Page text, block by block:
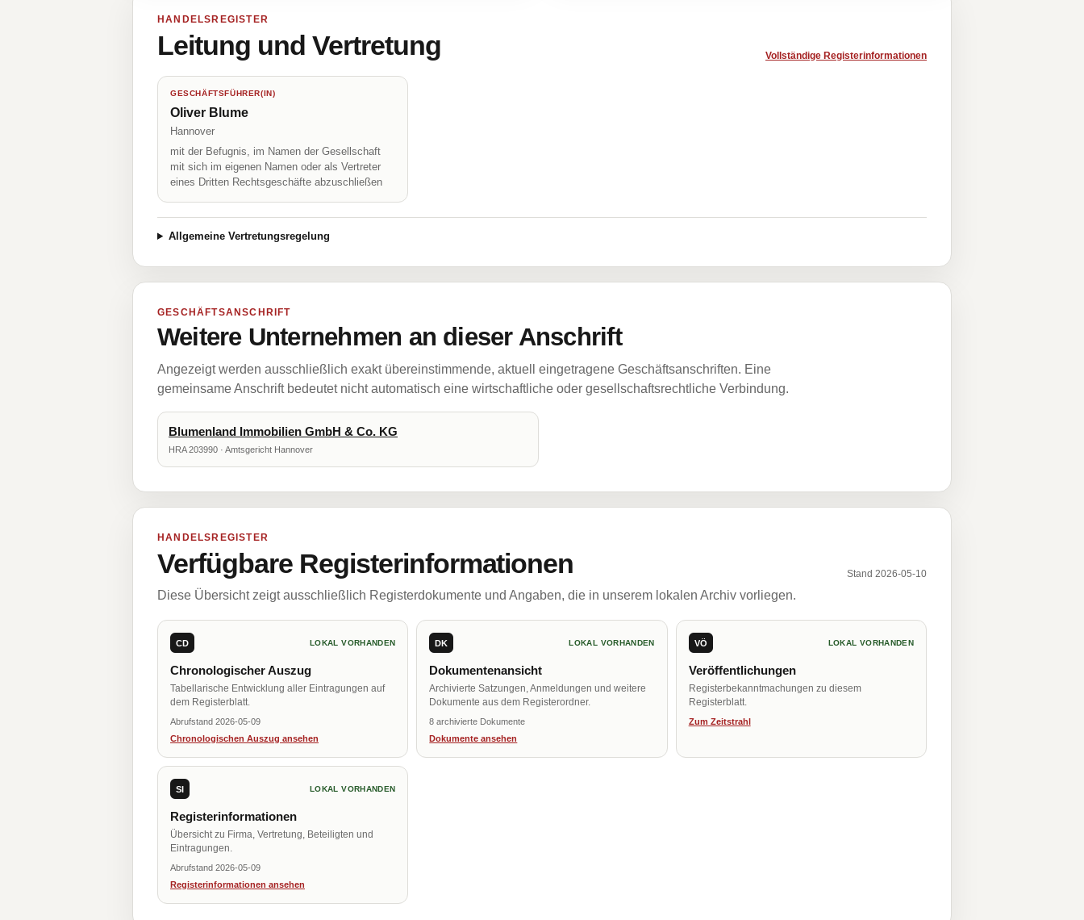
HANDELSREGISTER
Leitung und Vertretung Vollständige Registerinformationen
GESCHÄFTSFÜHRER(IN)
Oliver Blume
Hannover
mit der Befugnis, im Namen der Gesellschaft
mit sich im eigenen Namen oder als Vertreter
eines Dritten Rechtsgeschäfte abzuschließen
Allgemeine Vertretungsregelung
GESCHÄFTSANSCHRIFT
Weitere Unternehmen an dieser Anschrift
Angezeigt werden ausschließlich exakt übereinstimmende, aktuell eingetragene Geschäftsanschriften. Eine
gemeinsame Anschrift bedeutet nicht automatisch eine wirtschaftliche oder gesellschaftsrechtliche Verbindung.
Blumenland Immobilien GmbH & Co. KG
HRA 203990 · Amtsgericht Hannover
HANDELSREGISTER
Verfügbare Registerinformationen Stand 2026-05-10
Diese Übersicht zeigt ausschließlich Registerdokumente und Angaben, die in unserem lokalen Archiv vorliegen.
CD LOKAL VORHANDEN
Chronologischer Auszug
Tabellarische Entwicklung aller Eintragungen auf
dem Registerblatt.
Abrufstand 2026-05-09
Chronologischen Auszug ansehen
DK LOKAL VORHANDEN
Dokumentenansicht
Archivierte Satzungen, Anmeldungen und weitere
Dokumente aus dem Registerordner.
8 archivierte Dokumente
Dokumente ansehen
VÖ LOKAL VORHANDEN
Veröffentlichungen
Registerbekanntmachungen zu diesem
Registerblatt.
Zum Zeitstrahl
SI LOKAL VORHANDEN
Registerinformationen
Übersicht zu Firma, Vertretung, Beteiligten und
Eintragungen.
Abrufstand 2026-05-09
Registerinformationen ansehen